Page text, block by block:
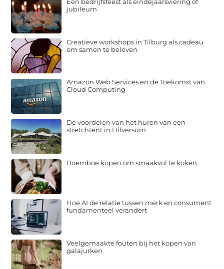
Een bedrijfsfeest als eindejaarsviering of
jubileum
Creatieve workshops in Tilburg als cadeau
om samen te beleven
Amazon Web Services en de Toekomst van
Cloud Computing
De voordelen van het huren van een
stretchtent in Hilversum
Boemboe kopen om smaakvol te koken
Hoe AI de relatie tussen merk en consument
fundamenteel verandert
Veelgemaakte fouten bij het kopen van
galajurken